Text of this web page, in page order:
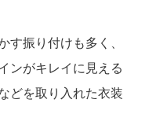
す振り付けも多く、
ンがキレイに見える
どを取り入れた衣装